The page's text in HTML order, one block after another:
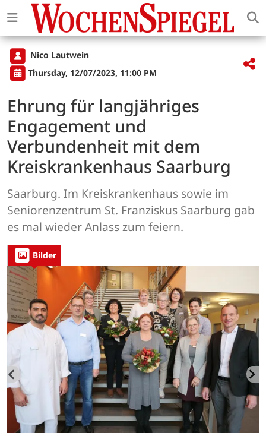
Nico Lautwein
Thursday, 12/07/2023, 11:00 PM
Ehrung für langjähriges
Engagement und
Verbundenheit mit dem
Kreiskrankenhaus Saarburg
Saarburg. Im Kreiskrankenhaus sowie im
Seniorenzentrum St. Franziskus Saarburg gab
es mal wieder Anlass zum feiern.
Bilder